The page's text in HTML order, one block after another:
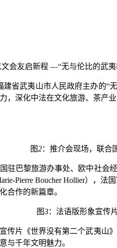
建省武夷山市人民政府主办的“
，深化中法在文化旅游、茶产
图2：推介会现场，联合
驻巴黎旅游办事处、欧中社会
Pierre Boucher Hollier），法
合作的新篇章。
图3：法语版形象宣传
传片《世界没有第二个武夷山
与千年文明魅力。